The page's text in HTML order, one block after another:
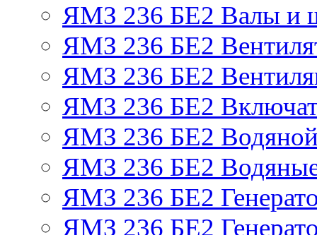
ЯМЗ 236 БЕ2 Валы и
ЯМЗ 236 БЕ2
ЯМЗ 236 БЕ2
ЯМЗ 236 БЕ2
ЯМЗ 236 БЕ2 Водяной
ЯМЗ 236 БЕ2
ЯМЗ 236 БЕ2
ЯМЗ 236 БЕ2